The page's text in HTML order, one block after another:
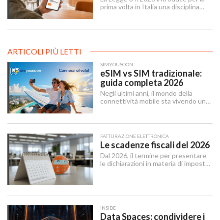
imprese
prima volta in Italia una disciplina
ristorazione e del turismo.
ARTICOLI PIÙ LETTI
SIMYOUSOON
eSIM vs SIM tradizionale:
guida completa 2026
Negli ultimi anni, il mondo della
connettività mobile sta vivendo una
di embedded SIM — sta sostituendo
offrendo maggiore flessibilità e un
approccio più moderno alla gestione
delle linee mobili.
FATTURAZIONE ELETTRONICA
Le scadenze fiscali del 2026
Dal 2026, il termine per presentare
le dichiarazioni in materia di imposte
le stesse si riferiscono.
INSIDE
Data Spaces: condividere i